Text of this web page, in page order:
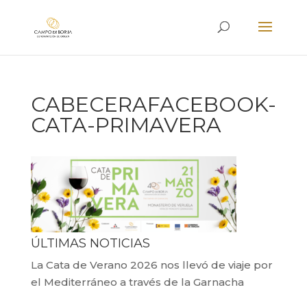
CABECERAFACEBOOK-
CATA-PRIMAVERA
ÚLTIMAS NOTICIAS
La Cata de Verano 2026 nos llevó de viaje por
el Mediterráneo a través de la Garnacha